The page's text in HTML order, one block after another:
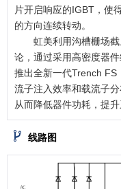
片开启响应的IGBT，使
的方向连续转动。
虹美利用沟槽栅场截
论，通过采用高密度器
推出全新一代Trench
流子注入效率和载流子
从而降低器件功耗，提升
线路图